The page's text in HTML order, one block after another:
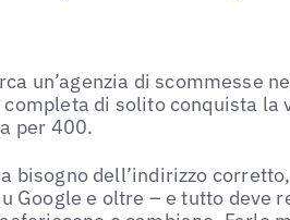
un’agenzia di scommesse
di solito conquista la
per 400.
bisogno dell’indirizzo
Google e oltre – e tutto deve